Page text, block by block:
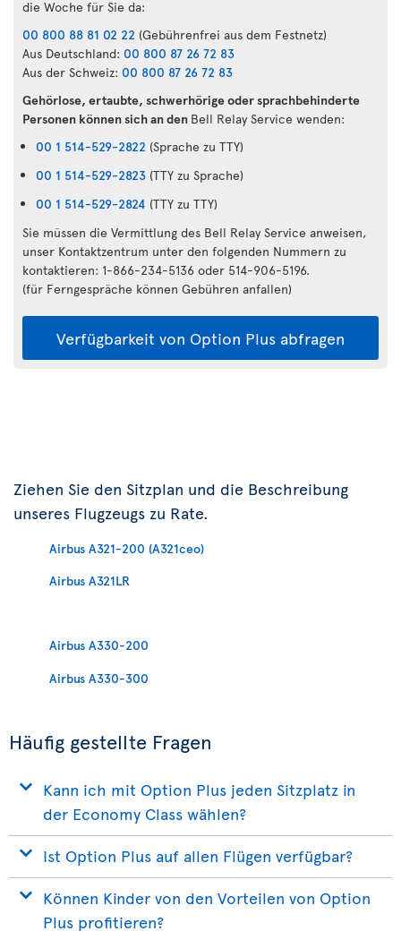
die Woche für Sie da:
00 800 88 81 02 22 (Gebührenfrei aus dem Festnetz)
Aus Deutschland: 00 800 87 26 72 83
Aus der Schweiz: 00 800 87 26 72 83
Gehörlose, ertaubte, schwerhörige oder sprachbehinderte
Personen können sich an den Bell Relay Service wenden:
00 1 514-529-2822 (Sprache zu TTY)
00 1 514-529-2823 (TTY zu Sprache)
00 1 514-529-2824 (TTY zu TTY)
Sie müssen die Vermittlung des Bell Relay Service anweisen,
unser Kontaktzentrum unter den folgenden Nummern zu
kontaktieren: 1-866-234-5136 oder 514-906-5196.
(für Ferngespräche können Gebühren anfallen)
Verfügbarkeit von Option Plus abfragen
Ziehen Sie den Sitzplan und die Beschreibung
unseres Flugzeugs zu Rate.
Airbus A321-200 (A321ceo)
Airbus A321LR
Airbus A330-200
Airbus A330-300
Häufig gestellte Fragen
Kann ich mit Option Plus jeden Sitzplatz in
der Economy Class wählen?
Ist Option Plus auf allen Flügen verfügbar?
Können Kinder von den Vorteilen von Option
Plus profitieren?